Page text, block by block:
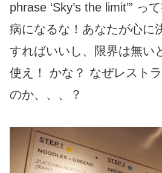
phrase ‘Sky’s the limit’” っ
病になるな！あなたが心に
すればいいし、限界は無い
使え！ かな？ なぜレスト
のか、、、？